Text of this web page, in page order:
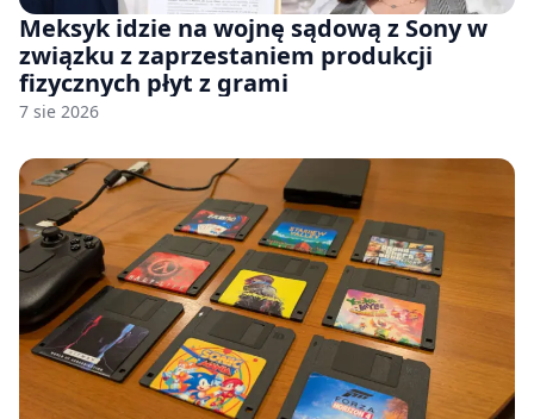
Meksyk idzie na wojnę sądową z Sony w
związku z zaprzestaniem produkcji
fizycznych płyt z grami
7 sie 2026